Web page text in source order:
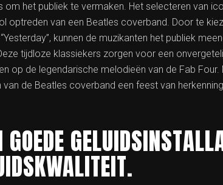
om het publiek te vermaken. Het selecteren van
optreden van een Beatles coverband. Door te
“Yesterday”, kunnen de muzikanten het publiek
tijdloze klassiekers zorgen voor een
op de legendarische melodieën van de Fab
de Beatles coverband een feest van
GOEDE